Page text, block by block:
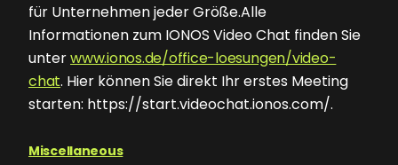
für Unternehmen jeder Größe.Alle
Informationen zum IONOS Video Chat finden Sie
unterwww.ionos.de/office-loesungen/video-
chat. Hier können Sie direkt Ihr erstes Meeting
starten: https://start.videochat.ionos.com/.
Miscellaneous